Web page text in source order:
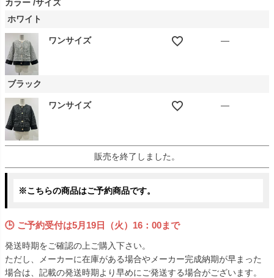
カラー サイズ
ホワイト
ワンサイズ —
ブラック
ワンサイズ —
販売を終了しました。
※こちらの商品はご予約商品です。
🕒 ご予約受付は5月19日（火）16：00まで
発送時期をご確認の上ご購入下さい。
ただし、メーカーに在庫がある場合やメーカー完成納期が早まった
場合は、記載の発送時期より早めにご発送する場合がございます。